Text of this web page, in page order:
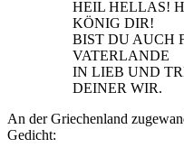
HEIL HELLAS!
KÖNIG DIR!
BIST DU AUCH
VATERLANDE
IN LIEB UND
DEINER WIR.
An der Griechenland
Gedicht: